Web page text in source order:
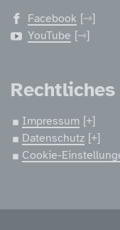
Facebook
YouTube
Rechtliches
Impressum
Datenschutz
Cookie-